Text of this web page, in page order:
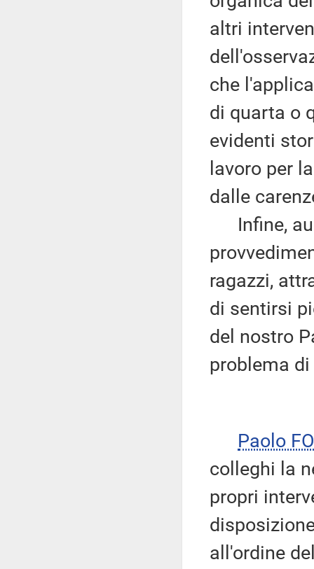
altri
che
di quarta o
evidenti
lavoro per
dalle
Infine,
ragazzi,
di sentirsi
del nostro
problema
Paolo
colleghi la
propri
all'ordine